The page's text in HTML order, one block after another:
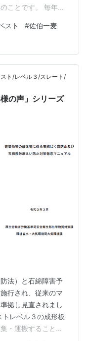
ことです。 毎年、
ります。 支援団体
る救済金請求者の
年で１０人増えたと
するまでに数十年
とも呼ばれていま
れます…
スト #佐伯一麦
ト/レベル３/スレート/
の声」シリーズ
法）と石綿障害予
行され、従来のマ
拠し見直されまし
レベル３の成形板
・運搬することが